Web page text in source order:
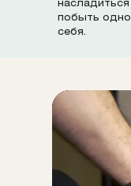
побыть
себя.